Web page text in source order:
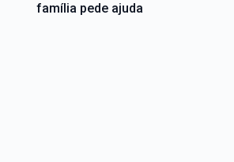
família pede ajuda